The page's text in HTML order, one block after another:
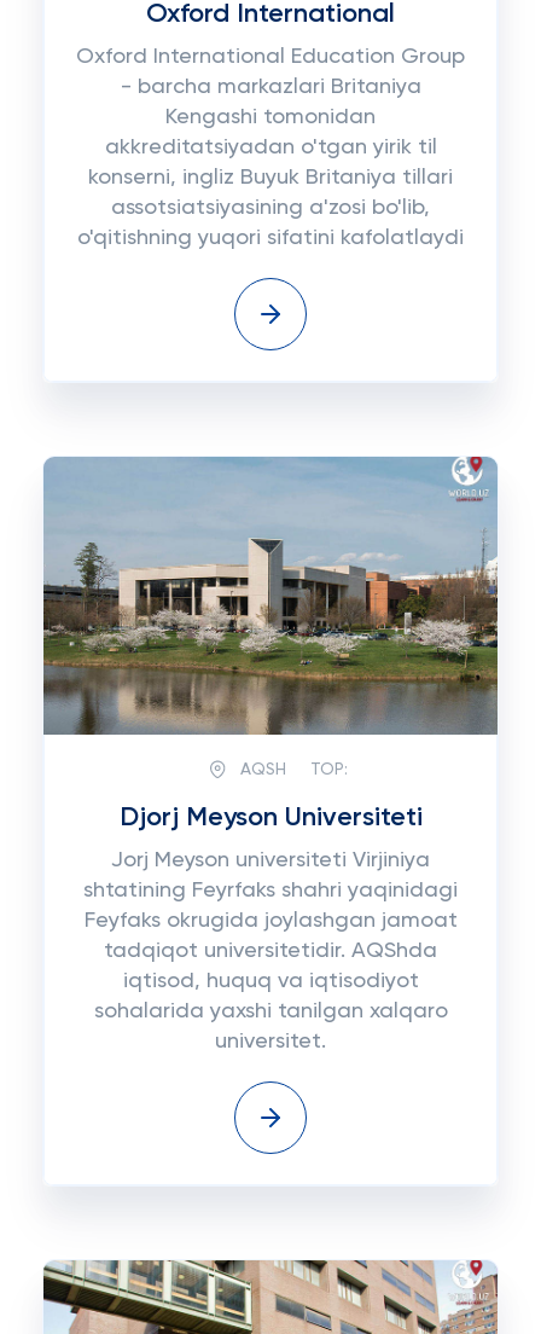
Oxford International
Oxford International Education Group
- barcha markazlari Britaniya
Kengashi tomonidan
akkreditatsiyadan o'tgan yirik til
konserni, ingliz Buyuk Britaniya tillari
assotsiatsiyasining a'zosi bo'lib,
o'qitishning yuqori sifatini kafolatlaydi
AQSH TOP:
Djorj Meyson Universiteti
Jorj Meyson universiteti Virjiniya
shtatining Feyrfaks shahri yaqinidagi
Feyfaks okrugida joylashgan jamoat
tadqiqot universitetidir. AQShda
iqtisod, huquq va iqtisodiyot
sohalarida yaxshi tanilgan xalqaro
universitet.